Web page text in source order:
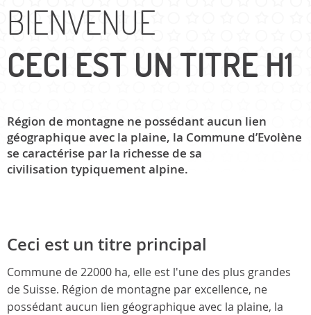
BIENVENUE
CECI EST UN TITRE H1
Région de montagne ne possédant aucun lien
géographique avec la plaine, la Commune d’Evolène
se caractérise par la richesse de sa
civilisation typiquement alpine.
Ceci est un titre principal
Commune de 22000 ha, elle est l'une des plus grandes
de Suisse. Région de montagne par excellence, ne
possédant aucun lien géographique avec la plaine, la